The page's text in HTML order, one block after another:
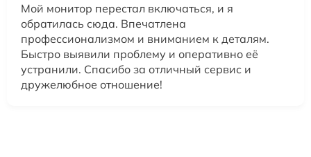
Мой монитор перестал включаться, и я
обратилась сюда. Впечатлена
профессионализмом и вниманием к деталям.
Быстро выявили проблему и оперативно её
устранили. Спасибо за отличный сервис и
дружелюбное отношение!